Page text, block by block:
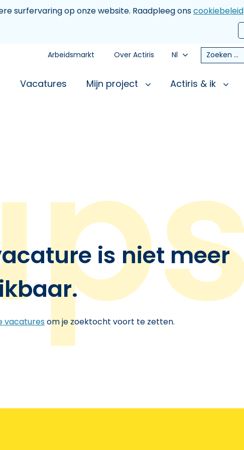
surfervaring op onze website. Raadpleeg onscookiebeleid
Arbeidsmarkt Over Actiris Nl Zoeken
Vacatures Mijn project Actiris & ik
is niet meer
vacaturesom je zoektocht voort te zetten.